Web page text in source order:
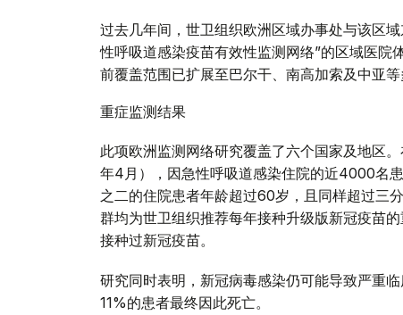
过去几年间，世卫组织欧洲区域办事处与该区
性呼吸道感染疫苗有效性监测网络”的区域医院
前覆盖范围已扩展至巴尔干、南高加索及中亚等
重症监测结果
此项欧洲监测网络研究覆盖了六个国家及地区
年4月），因急性呼吸道感染住院的近4000名
之二的住院患者年龄超过60岁，且同样超过
群均为世卫组织推荐每年接种升级版新冠疫苗
接种过新冠疫苗。
研究同时表明，新冠病毒感染仍可能导致严重
11%的患者最终因此死亡。